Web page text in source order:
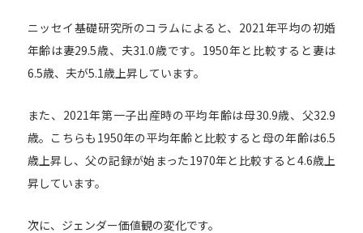
ニッセイ基礎研究所のコラム によると、2021年平均の初婚
年齢は妻29.5歳、夫31.0歳です。1950年と比較すると妻は
6.5歳、夫が5.1歳上昇しています。
また、2021年第一子出産時の平均年齢は母30.9歳、父32.9
歳。こちらも1950年の平均年齢と比較すると母の年齢は6.5
歳上昇し、父の記録が始まった1970年と比較すると4.6歳上
昇しています。
次に、ジェンダー価値観の変化です。